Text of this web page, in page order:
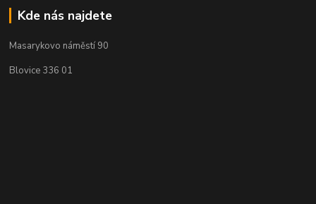
Kde nás najdete
Masarykovo náměstí 90
Blovice 336 01